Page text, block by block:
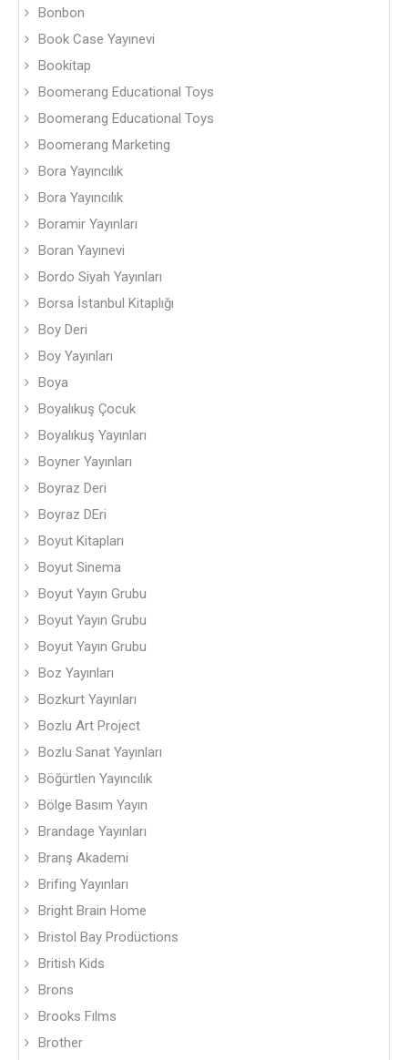
Bonbon
Book Case Yayınevi
Bookitap
Boomerang Educational Toys
Boomerang Educational Toys
Boomerang Marketing
Bora Yayıncılık
Bora Yayıncılık
Boramir Yayınları
Boran Yayınevi
Bordo Siyah Yayınları
Borsa İstanbul Kitaplığı
Boy Deri
Boy Yayınları
Boya
Boyalıkuş Çocuk
Boyalıkuş Yayınları
Boyner Yayınları
Boyraz Deri
Boyraz DEri
Boyut Kitapları
Boyut Sinema
Boyut Yayın Grubu
Boyut Yayın Grubu
Boyut Yayın Grubu
Boz Yayınları
Bozkurt Yayınları
Bozlu Art Project
Bozlu Sanat Yayınları
Böğürtlen Yayıncılık
Bölge Basım Yayın
Brandage Yayınları
Branş Akademi
Brifing Yayınları
Bright Brain Home
Bristol Bay Prodüctions
British Kids
Brons
Brooks Fılms
Brother